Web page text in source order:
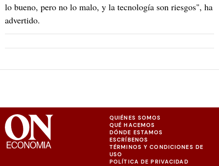
lo bueno, pero no lo malo, y la tecnología son riesgos", ha
advertido.
QUIÉNES SOMOS
QUÉ HACEMOS
DÓNDE ESTAMOS
ESCRÍBENOS
TÉRMINOS Y CONDICIONES DE
USO
POLÍTICA DE PRIVACIDAD